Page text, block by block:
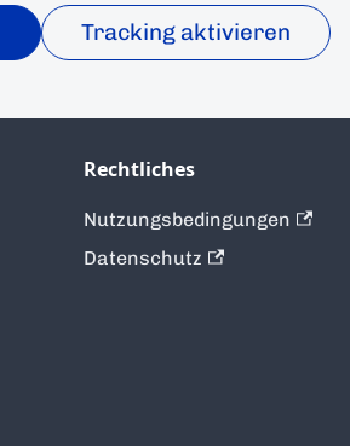
Tracking aktivieren
Rechtliches
Nutzungsbedingungen
Datenschutz